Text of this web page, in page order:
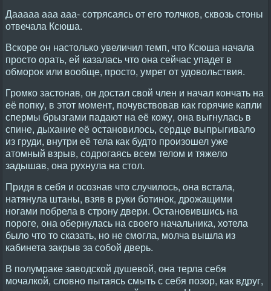
Дааааа ааа ааа- сотрясаясь от его толчков, сквозь стоны
отвечала Ксюша.
Вскоре он настолько увеличил темп, что Ксюша начала
просто орать, ей казалась что она сейчас упадет в
обморок или вообще, просто, умрет от удовольствия.
Громко застонав, он достал свой член и начал кончать на
её попку, в этот момент, почувствовав как горячие капли
спермы брызгами падают на её кожу, она выгнулась в
спине, дыхание её остановилось, сердце выпрыгивало
из груди, внутри её тела как будто произошел уже
атомный взрыв, содрогаясь всем телом и тяжело
задышав, она рухнула на стол.
Придя в себя и осознав что случилось, она встала,
натянула штаны, взяв в руки ботинок, дрожащими
ногами побрела в строну двери. Остановившись на
пороге, она обернулась на своего начальника, хотела
было что то сказать, но не смогла, молча вышла из
кабинета закрыв за собой дверь.
В полумраке заводской душевой, она терла себя
мочалкой, словно пытаясь смыть с себя позор, как вдруг,